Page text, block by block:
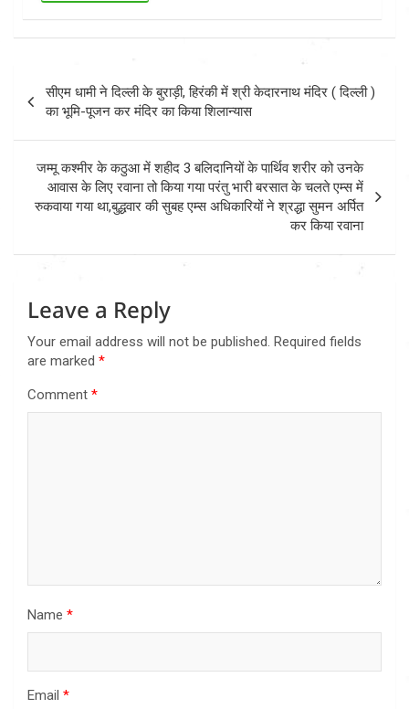
Post
navigation
सीएम धामी ने दिल्ली के बुराड़ी, हिरंकी में श्री केदारनाथ मंदिर ( दिल्ली )
का भूमि-पूजन कर मंदिर का किया शिलान्यास
जम्मू कश्मीर के कठुआ में शहीद 3 बलिदानियों के पार्थिव शरीर को उनके
आवास के लिए रवाना तो किया गया परंतु भारी बरसात के चलते एम्स में
रुकवाया गया था,बुद्धवार की सुबह एम्स अधिकारियों ने श्रद्धा सुमन अर्पित
कर किया रवाना
Leave a Reply
Your email address will not be published. Required fields
are marked *
Comment *
Name *
Email *